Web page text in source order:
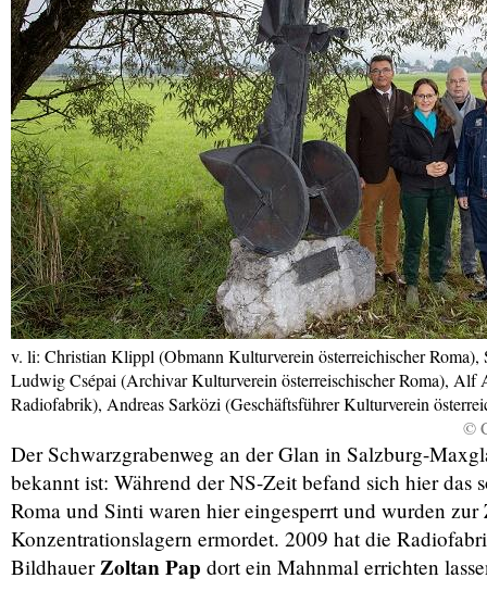
v. li: Christian Klippl (Obmann Kulturverein österreichischer
Ludwig Csépai (Archivar Kulturverein österreischischer Roma), Alf
Radiofabrik), Andreas Sarközi (Geschäftsführer Kulturverein
©
Der Schwarzgrabenweg an der Glan in Salzburg-
bekannt ist: Während der NS-Zeit befand sich hier
Roma und Sinti waren hier eingesperrt und wurden
Konzentrationslagern ermordet. 2009 hat die
BildhauerZoltan Pap dort ein Mahnmal errichten